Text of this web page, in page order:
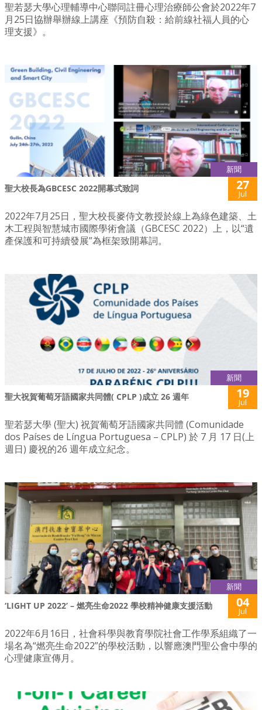
聖若瑟大學心理輔導中心聯同註冊心理治療師公會於2022年7
月25日協辦舉辦線上講座《預防自殺：給前線社福人員的心
理支援》。
新聞
聖大校長為GBCESC 2022開幕式致詞 27
Jul
2022年7月25日，聖大校長麥侍文教授於線上為綠色建築、土
木工程與智慧城市國際學術會議（GBCESC 2022）上，以“遺
產保護和可持續發展”為框架致開幕詞。
新聞
聖大祝賀葡萄牙語國家共同體( CPLP )成立 26 週年 19
Jul
聖若瑟大學 (聖大) 祝賀葡萄牙語國家共同體 (Comunidade
dos Países de Língua Portuguesa – CPLP) 於 7 月 17 日(上
週日) 慶祝的26 週年成立紀念。
新聞
‘LIGHT UP 2022’ – 燃亮生命2022 學校精神健康支援活動 04
Jul
2022年6月16日，社會科學與教育學院社會工作學系組織了一
場名為“燃亮生命2022”的學校活動，以響應澳門聖公會中學的
心理健康宣傳月。